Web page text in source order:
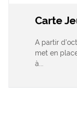
Carte
A partir
met en
à...